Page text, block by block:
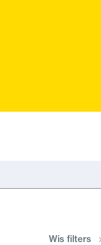
Wis filters